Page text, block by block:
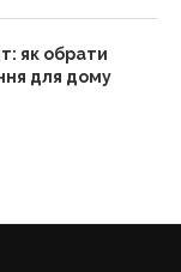
як обрати
для дому